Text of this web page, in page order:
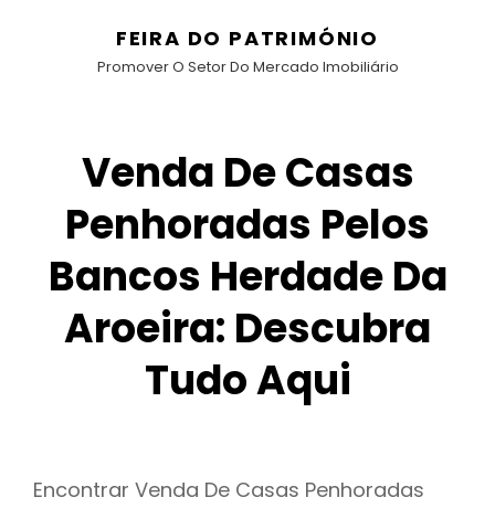
FEIRA DO PATRIMÓNIO
Promover O Setor Do Mercado Imobiliário
Venda De Casas
Penhoradas Pelos
Bancos Herdade Da
Aroeira: Descubra
Tudo Aqui
Encontrar Venda De Casas Penhoradas